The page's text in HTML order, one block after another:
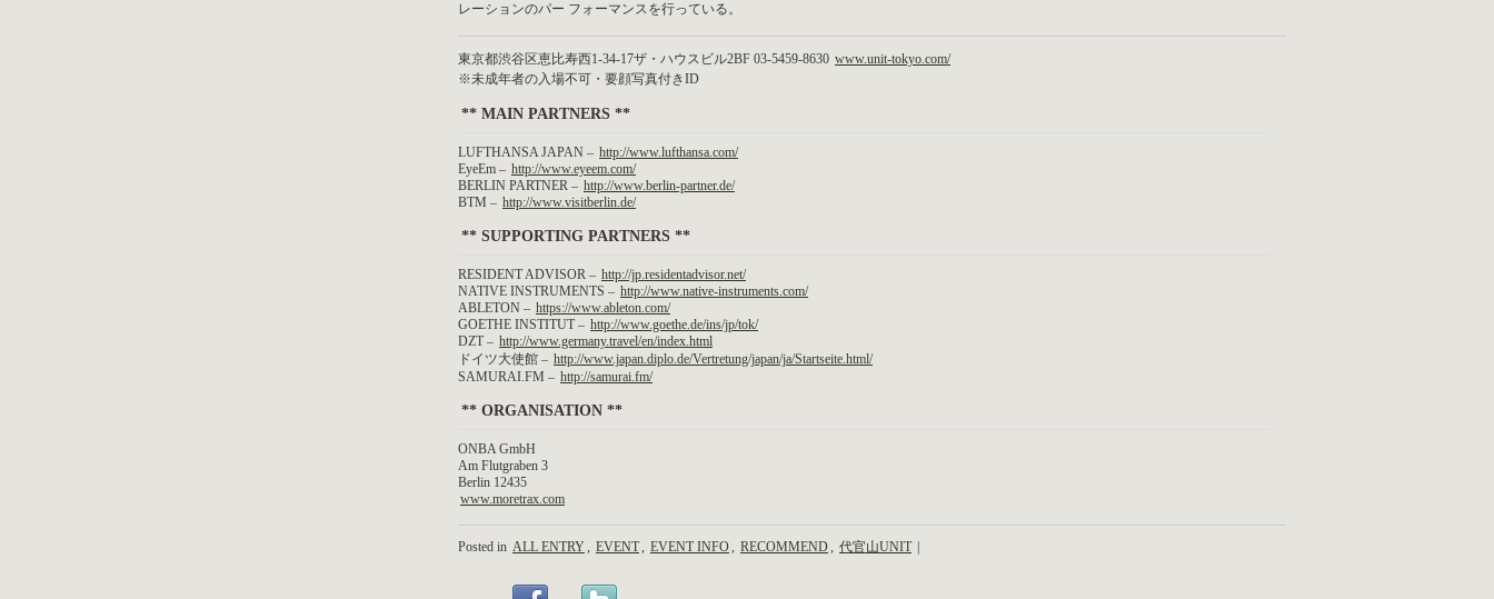
レーションのパー フォーマンスを行っている。
東京都渋谷区恵比寿西1-34-17ザ・ハウスビル2BF 03-5459-8630 www.unit-tokyo.com/
※未成年者の入場不可・要顔写真付きID
** MAIN PARTNERS **
LUFTHANSA JAPAN – http://www.lufthansa.com/
EyeEm – http://www.eyeem.com/
BERLIN PARTNER – http://www.berlin-partner.de/
BTM – http://www.visitberlin.de/
** SUPPORTING PARTNERS **
RESIDENT ADVISOR – http://jp.residentadvisor.net/
NATIVE INSTRUMENTS – http://www.native-instruments.com/
ABLETON – https://www.ableton.com/
GOETHE INSTITUT – http://www.goethe.de/ins/jp/tok/
DZT – http://www.germany.travel/en/index.html
ドイツ大使館 – http://www.japan.diplo.de/Vertretung/japan/ja/Startseite.html/
SAMURAI.FM – http://samurai.fm/
** ORGANISATION **
ONBA GmbH
Am Flutgraben 3
Berlin 12435
www.moretrax.com
Posted in ALL ENTRY, EVENT, EVENT INFO, RECOMMEND, 代官山UNIT